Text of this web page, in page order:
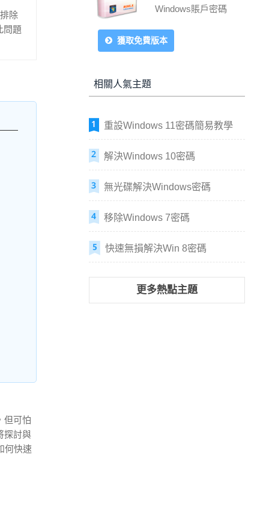
除
問題
但可怕
探討與
何快速
Windows賬戶密碼
獲取免費版本
相關人氣主題
重設Windows 11密碼簡易教學
解決Windows 10密碼
無光碟解決Windows密碼
移除Windows 7密碼
快速無損解決Win 8密碼
更多熱點主題